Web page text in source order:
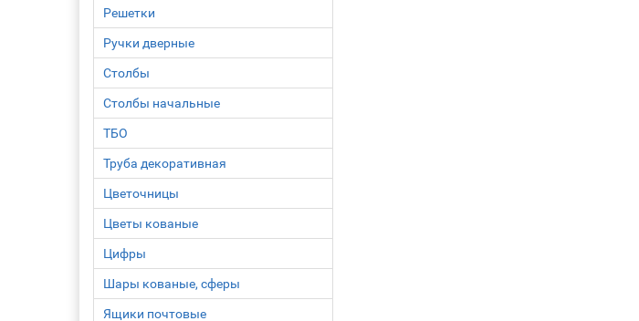
Решетки
Ручки дверные
Столбы
Столбы начальные
ТБО
Труба декоративная
Цветочницы
Цветы кованые
Цифры
Шары кованые, сферы
Ящики почтовые